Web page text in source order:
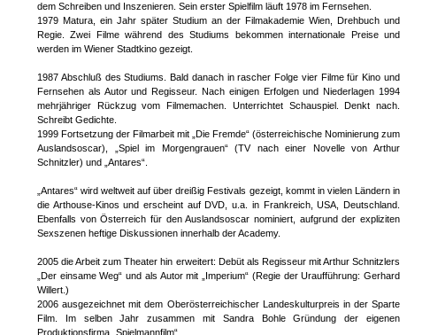
dem Schreiben und Inszenieren. Sein erster Spielfilm läuft 1978 im Fernsehen.
1979 Matura, ein Jahr später Studium an der Filmakademie Wien, Drehbuch und
Regie. Zwei Filme während des Studiums bekommen internationale Preise und
werden im Wiener Stadtkino gezeigt.
1987 Abschluß des Studiums. Bald danach in rascher Folge vier Filme für Kino und
Fernsehen als Autor und Regisseur. Nach einigen Erfolgen und Niederlagen 1994
mehrjähriger Rückzug vom Filmemachen. Unterrichtet Schauspiel. Denkt nach.
Schreibt Gedichte.
1999 Fortsetzung der Filmarbeit mit „Die Fremde“ (österreichische Nominierung zum
Auslandsoscar), „Spiel im Morgengrauen“ (TV nach einer Novelle von Arthur
Schnitzler) und „Antares“.
„Antares“ wird weltweit auf über dreißig Festivals gezeigt, kommt in vielen Ländern in
die Arthouse-Kinos und erscheint auf DVD, u.a. in Frankreich, USA, Deutschland.
Ebenfalls von Österreich für den Auslandsoscar nominiert, aufgrund der expliziten
Sexszenen heftige Diskussionen innerhalb der Academy.
2005 die Arbeit zum Theater hin erweitert: Debüt als Regisseur mit Arthur Schnitzlers
„Der einsame Weg“ und als Autor mit „Imperium“ (Regie der Uraufführung: Gerhard
Willert.)
2006 ausgezeichnet mit dem Oberösterreichischer Landeskulturpreis in der Sparte
Film. Im selben Jahr zusammen mit Sandra Bohle Gründung der eigenen
Produktionsfirma „Spielmannfilm“.